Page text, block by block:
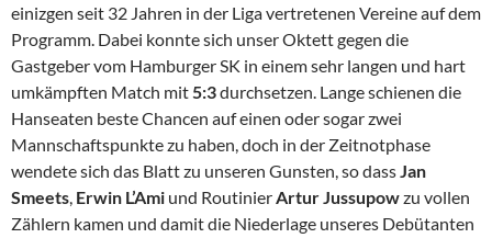
einizgen seit 32 Jahren in der Liga vertretenen Vereine auf dem
Programm. Dabei konnte sich unser Oktett gegen die
Gastgeber vom Hamburger SK in einem sehr langen und hart
umkämpften Match mit5:3durchsetzen. Lange schienen die
Hanseaten beste Chancen auf einen oder sogar zwei
Mannschaftspunkte zu haben, doch in der Zeitnotphase
wendete sich das Blatt zu unseren Gunsten, so dassJan
Smeets, Erwin L’Ami und RoutinierArtur Jussupowzu vollen
Zählern kamen und damit die Niederlage unseres Debütanten